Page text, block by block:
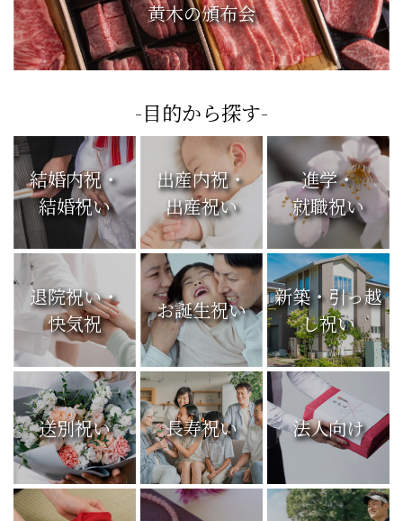
黄木の頒布会
-目的から探す-
結婚内祝・
結婚祝い
出産内祝・
出産祝い
進学・
就職祝い
退院祝い・
快気祝
お誕生祝い
新築・引っ越
し祝い
送別祝い 長寿祝い 法人向け